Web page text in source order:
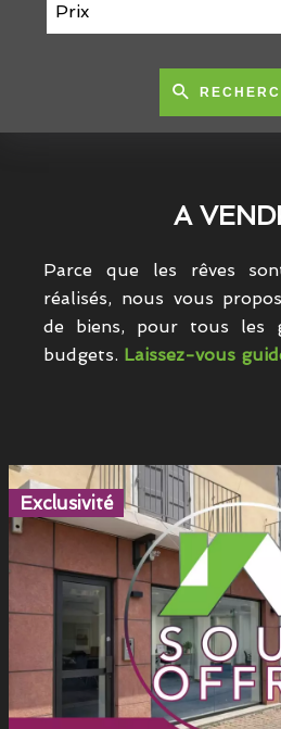
Prix
A
Parce que les rêves
réalisés, nous vous
de biens, pour tous les
budgets. Laissez-vous
Exclusivité